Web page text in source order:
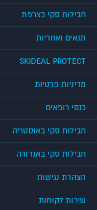
חבילות סקי בצרפת
תנאים ואחריות
SKIDEAL PROTECT
מדיניות פרטיות
כנסי רופאים
חבילות סקי באוסטריה
חבילות סקי באנדורה
הצהרת נגישות
שירות לקוחות